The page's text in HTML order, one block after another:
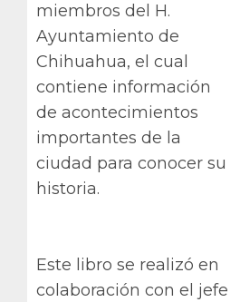
miembros del H.
Ayuntamiento de
Chihuahua, el cual
contiene información
de acontecimientos
importantes de la
ciudad para conocer su
historia.
Este libro se realizó en
colaboración con el jefe